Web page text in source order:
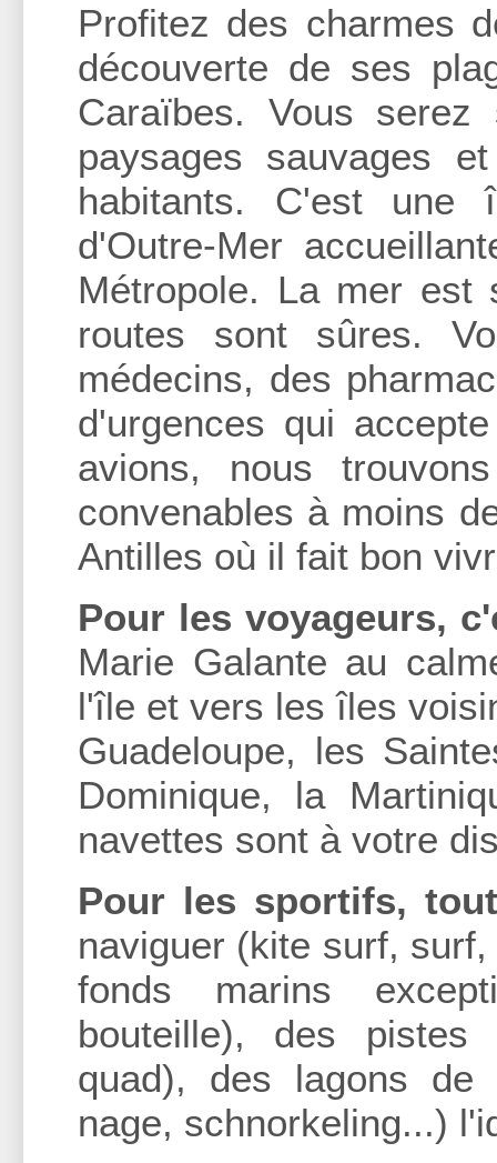
Profitez des charmes
découverte de ses
Caraïbes. Vous
paysages sauvages
habitants. C'est une
d'Outre-Mer
Métropole. La mer est
routes sont sûres.
médecins, des
d'urgences qui
avions, nous
convenables à moins
Antilles où il fait bon
Pour les voyageurs,
Marie Galante au
l'île et vers les îles
Guadeloupe, les
Dominique, la
navettes sont à votre
Pour les sportifs,
naviguer (kite surf,
fonds marins
bouteille), des pistes
quad), des lagons
nage, schnorkeling...)